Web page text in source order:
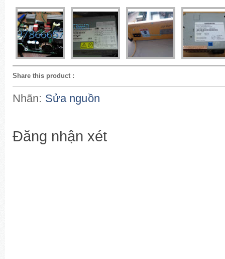
Share this product :
Nhãn: Sửa nguồn
Đăng nhận xét